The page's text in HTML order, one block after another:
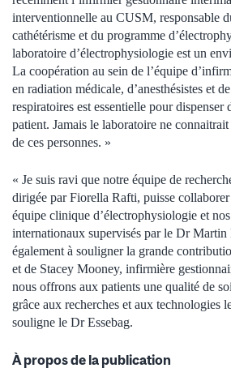
interventionnelle au CUSM, responsable
cathétérisme et du programme
laboratoire d’électrophysiologie est un
La coopération au sein de l’équipe
en radiation médicale, d’anesthésistes et
respiratoires est essentielle pour dispenser
patient. Jamais le laboratoire ne connaitrait
de ces personnes. »
« Je suis ravi que notre équipe de
dirigée par Fiorella Rafti, puisse
équipe clinique d’électrophysiologie et
internationaux supervisés par le Dr Martin
également à souligner la grande
et de Stacey Mooney, infirmière
nous offrons aux patients une qualité de
grâce aux recherches et aux technologies
souligne le Dr Essebag.
À propos de la publication